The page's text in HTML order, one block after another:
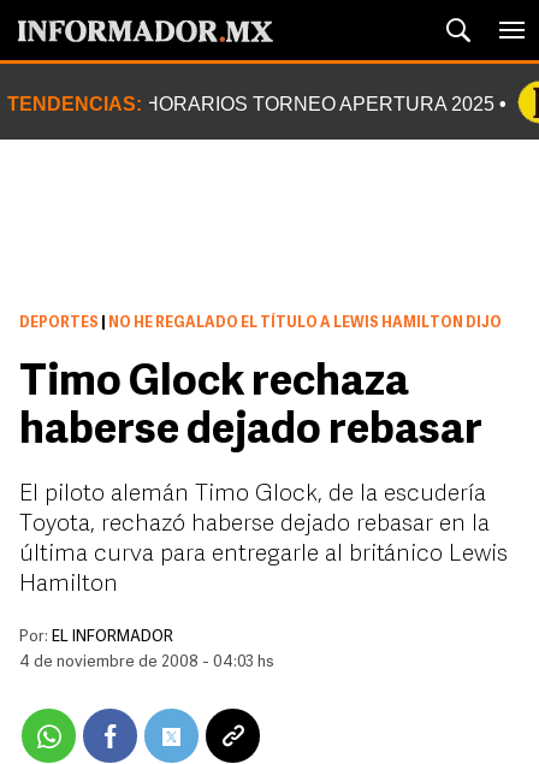
TENDENCIAS: HORARIOS TORNEO APERTURA 2025
DEPORTES NO HE REGALADO EL TÍTULO A LEWIS HAMILTON DIJO
Timo Glock rechaza
haberse dejado rebasar
El piloto alemán Timo Glock, de la escudería
Toyota, rechazó haberse dejado rebasar en la
última curva para entregarle al británico Lewis
Hamilton
Por: EL INFORMADOR
4 de noviembre de 2008 - 04:03 hs